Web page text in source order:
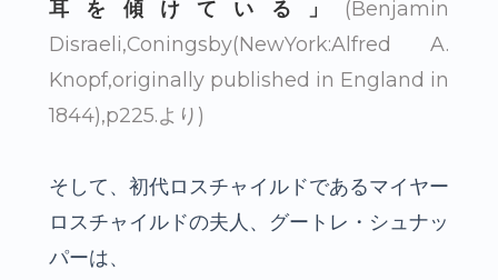
耳を傾けている」 (Benjamin
Disraeli,Coningsby(NewYork:Alfred A.
Knopf,originally published in England in
1844),p225.より)
そして、初代ロスチャイルドであるマイヤー
ロスチャイルドの夫人、グートレ・シュナッ
パーは、